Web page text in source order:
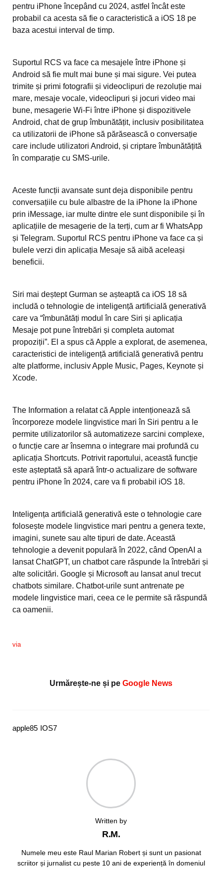
pentru iPhone începând cu 2024, astfel încât este
probabil ca acesta să fie o caracteristică a iOS 18 pe
baza acestui interval de timp.
Suportul RCS va face ca mesajele între iPhone și
Android să fie mult mai bune și mai sigure. Vei putea
trimite și primi fotografii și videoclipuri de rezoluție mai
mare, mesaje vocale, videoclipuri și jocuri video mai
bune, mesagerie Wi-Fi între iPhone și dispozitivele
Android, chat de grup îmbunătățit, inclusiv posibilitatea
ca utilizatorii de iPhone să părăsească o conversație
care include utilizatori Android, și criptare îmbunătățită
în comparație cu SMS-urile.
Aceste funcții avansate sunt deja disponibile pentru
conversațiile cu bule albastre de la iPhone la iPhone
prin iMessage, iar multe dintre ele sunt disponibile și în
aplicațiile de mesagerie de la terți, cum ar fi WhatsApp
și Telegram. Suportul RCS pentru iPhone va face ca și
bulele verzi din aplicația Mesaje să aibă aceleași
beneficii.
Siri mai deștept Gurman se așteaptă ca iOS 18 să
includă o tehnologie de inteligență artificială generativă
care va “îmbunătăți modul în care Siri și aplicația
Mesaje pot pune întrebări și completa automat
propoziții”. El a spus că Apple a explorat, de asemenea,
caracteristici de inteligență artificială generativă pentru
alte platforme, inclusiv Apple Music, Pages, Keynote și
Xcode.
The Information a relatat că Apple intenționează să
încorporeze modele lingvistice mari în Siri pentru a le
permite utilizatorilor să automatizeze sarcini complexe,
o funcție care ar însemna o integrare mai profundă cu
aplicația Shortcuts. Potrivit raportului, această funcție
este așteptată să apară într-o actualizare de software
pentru iPhone în 2024, care va fi probabil iOS 18.
Inteligența artificială generativă este o tehnologie care
folosește modele lingvistice mari pentru a genera texte,
imagini, sunete sau alte tipuri de date. Această
tehnologie a devenit populară în 2022, când OpenAI a
lansat ChatGPT, un chatbot care răspunde la întrebări și
alte solicitări. Google și Microsoft au lansat anul trecut
chatbots similare. Chatbot-urile sunt antrenate pe
modele lingvistice mari, ceea ce le permite să răspundă
ca oamenii.
via
Urmărește-ne și pe Google News
apple85 IOS7
Written by
R.M.
Numele meu este Raul Marian Robert și sunt un pasionat
scriitor și jurnalist cu peste 10 ani de experiență în domeniul